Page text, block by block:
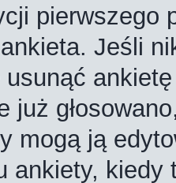
pierwszego
Jeśli
już
mogą ją
ankiety, kiedy